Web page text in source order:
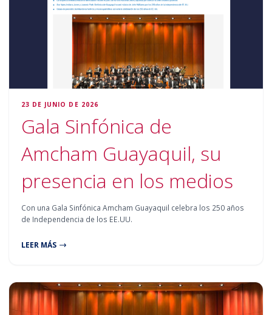
23 DE JUNIO DE 2026
Gala Sinfónica de
Amcham Guayaquil, su
presencia en los medios
Con una Gala Sinfónica Amcham Guayaquil celebra los 250 años
de Independencia de los EE.UU.
LEER MÁS